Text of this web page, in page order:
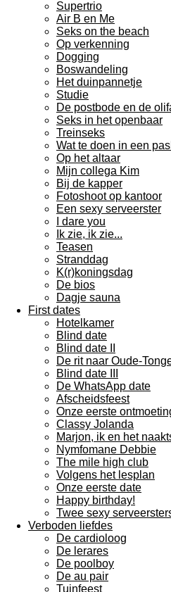
Supertrio
Air B en Me
Seks on the beach
Op verkenning
Dogging
Boswandeling
Het duinpannetje
Studie
De postbode en de
Seks in het openbaar
Treinseks
Wat te doen in een
Op het altaar
Mijn collega Kim
Bij de kapper
Fotoshoot op kantoor
Een sexy serveerster
I dare you
Ik zie, ik zie...
Teasen
Stranddag
K(r)koningsdag
De bios
Dagje sauna
First dates
Hotelkamer
Blind date
Blind date II
De rit naar Oude-
Blind date III
De WhatsApp date
Afscheidsfeest
Onze eerste
Classy Jolanda
Marjon, ik en het
Nymfomane Debbie
The mile high club
Volgens het lesplan
Onze eerste date
Happy birthday!
Twee sexy
Verboden liefdes
De cardioloog
De lerares
De poolboy
De au pair
Tuinfeest